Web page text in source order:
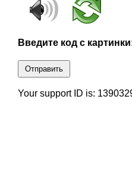
Введите код с
Отправить
Your support ID is: